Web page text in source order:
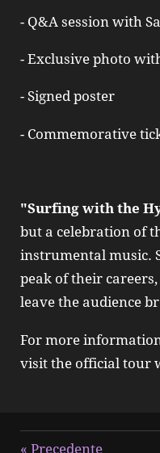
- Q&A session with
- Exclusive photo
- Signed poster
- Commemorative
"Surfing with the
but a celebration of
instrumental music.
peak of their
leave the audience
For more
visit the official tour
« Precedente